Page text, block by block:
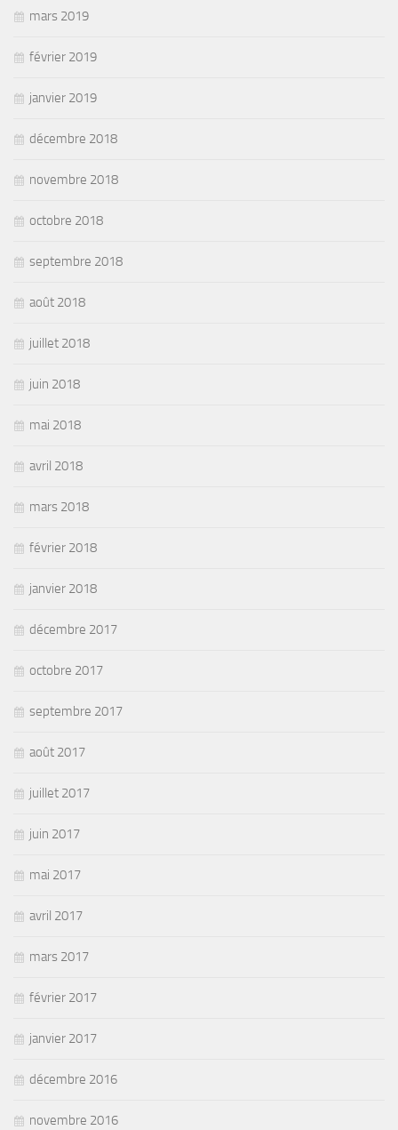
mars 2019
février 2019
janvier 2019
décembre 2018
novembre 2018
octobre 2018
septembre 2018
août 2018
juillet 2018
juin 2018
mai 2018
avril 2018
mars 2018
février 2018
janvier 2018
décembre 2017
octobre 2017
septembre 2017
août 2017
juillet 2017
juin 2017
mai 2017
avril 2017
mars 2017
février 2017
janvier 2017
décembre 2016
novembre 2016